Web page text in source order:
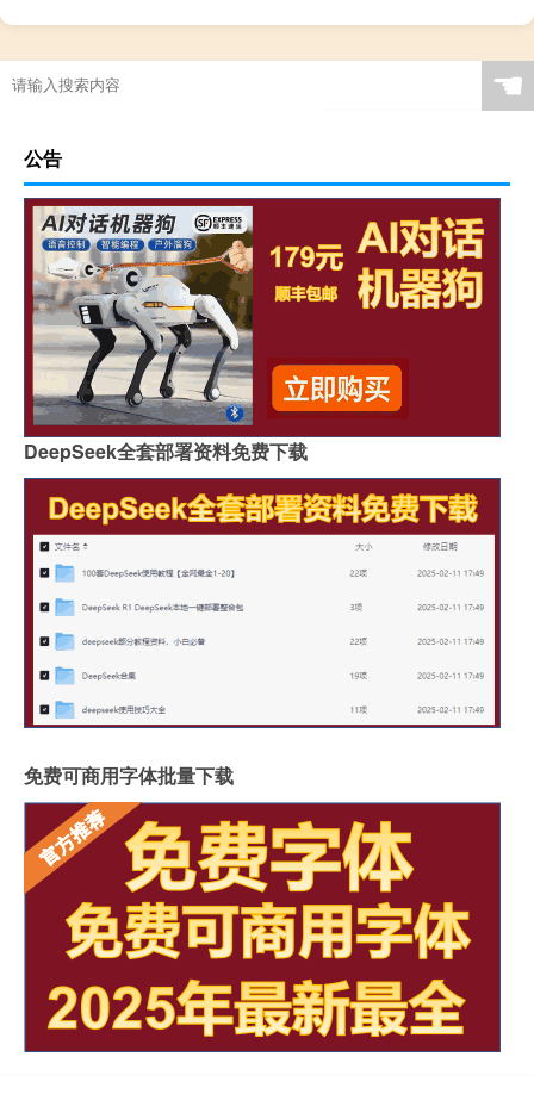
☚
公告
DeepSeek全套部署资料免费下载
免费可商用字体批量下载